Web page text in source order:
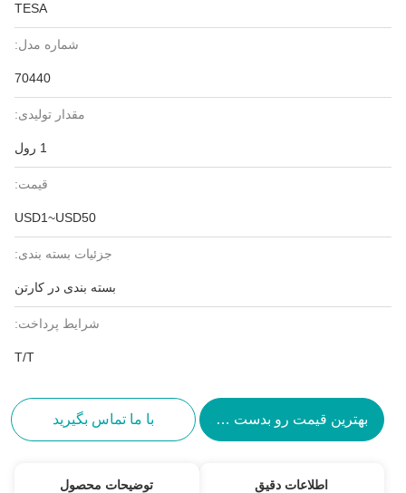
TESA
شماره مدل:
70440
مقدار تولیدی:
1 رول
قیمت:
USD1~USD50
جزئیات بسته بندی:
بسته بندی در کارتن
شرایط پرداخت:
T/T
بهترین قیمت رو بدست بیار با ما تماس بگیرید
اطلاعات دقیق توضیحات محصول